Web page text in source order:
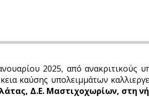
2025, από ανακριτικούς
καύσης υπολειμμάτων
Δ.Ε. Μαστιχοχωρίων, στη